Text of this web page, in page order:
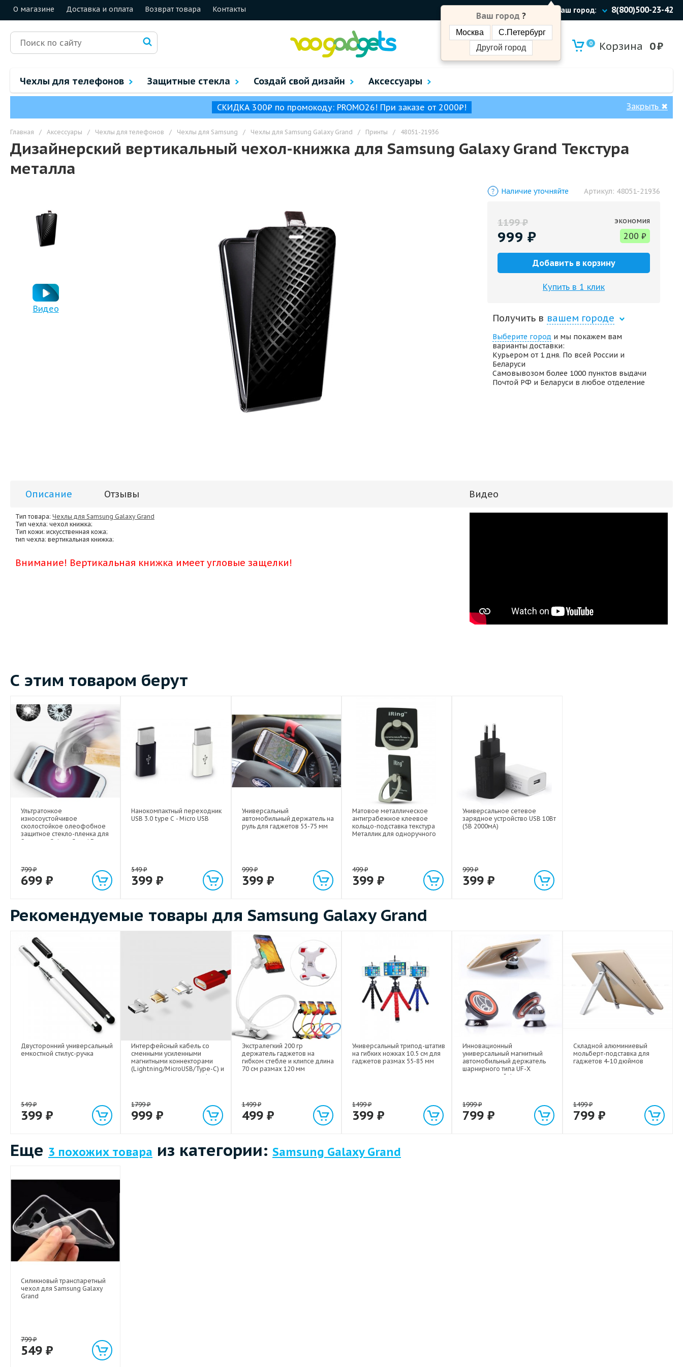
О магазине Доставка и оплата Возврат товара Контакты Ваш город:
Ваш город ?
Москва
С.Петербург
Другой город
8(800)500-23-42
0 Корзина 0₽
Чехлы для телефонов Защитные стекла Создай свой дизайн Аксессуары
СКИДКА 300₽ по промокоду: PROMO26! При заказе от 2000₽! Закрыть ✖
Главная / Аксессуары / Чехлы для телефонов / Чехлы для Samsung / Чехлы для Samsung Galaxy Grand / Принты / 48051-21936
Дизайнерский вертикальный чехол-книжка для Samsung Galaxy Grand Текстура
металла
Видео
Наличие уточняйте Артикул: 48051-21936
1199₽
999 ₽
экономия
200 ₽
Добавить в корзину
Купить в 1 клик
Получить в вашем городе
Выберите город и мы покажем вам
варианты доставки:
Курьером от 1 дня. По всей России и
Беларуси
Самовывозом более 1000 пунктов выдачи
Почтой РФ и Беларуси в любое отделение
Описание Отзывы Видео
Тип товара: Чехлы для Samsung Galaxy Grand
Тип чехла: чехол книжка;
Тип кожи: искусственная кожа;
тип чехла: вертикальная книжка;
Внимание! Вертикальная книжка имеет угловые защелки!
С этим товаром берут
Ультратонкое
износоустойчивое
сколостойкое олеофобное
защитное стекло-пленка для
Samsung Galaxy Grand Duos
799₽
699 ₽
Нанокомпактный переходник
USB 3.0 type C - Micro USB
549₽
399₽
Универсальный
автомобильный держатель на
руль для гаджетов 55-75 мм
999₽
399 ₽
Матовое металлическое
антиграбежное клеевое
кольцо-подставка текстура
Металлик для одноручного
499₽
399 ₽
Универсальное сетевое
зарядное устройство USB 10Вт
(5В 2000мА)
999₽
399₽
Рекомендуемые товары для Samsung Galaxy Grand
Двусторонний универсальный
емкостной стилус-ручка
549₽
399 ₽
Интерфейсный кабель со
сменными усиленными
магнитными коннекторами
(Lightning/MicroUSB/Type-C) и
световым индикатором 1м
1799₽
999₽
Экстралегкий 200 гр
держатель гаджетов на
гибком стебле и клипсе длина
70 см размах 120 мм
1499₽
499 ₽
Универсальный трипод-штатив
на гибких ножках 10.5 см для
гаджетов размах 55-85 мм
1499₽
399 ₽
Инновационный
универсальный магнитный
автомобильный держатель
шарнирного типа UF-X
экстрасильной фиксации для
1999₽
799₽
Складной алюминиевый
мольберт-подставка для
гаджетов 4-10 дюймов
1499₽
799 ₽
Еще 3 похожих товара из категории: Samsung Galaxy Grand
Силикновый транспаретный
чехол для Samsung Galaxy
Grand
799₽
549 ₽